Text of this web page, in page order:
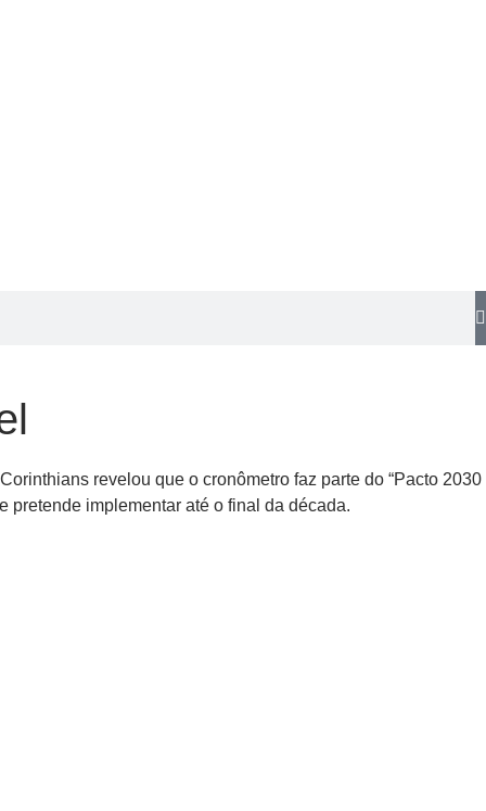
revelou que o cronômetro faz parte do “Pacto 2030
pretende implementar até o final da década.